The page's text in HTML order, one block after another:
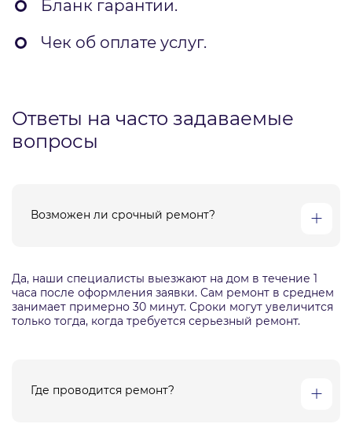
Бланк гарантии.
Чек об оплате услуг.
Ответы на часто задаваемые
вопросы
Возможен ли срочный ремонт?
Да, наши специалисты выезжают на дом в течение 1
часа после оформления заявки. Сам ремонт в среднем
занимает примерно 30 минут. Сроки могут увеличится
только тогда, когда требуется серьезный ремонт.
Где проводится ремонт?